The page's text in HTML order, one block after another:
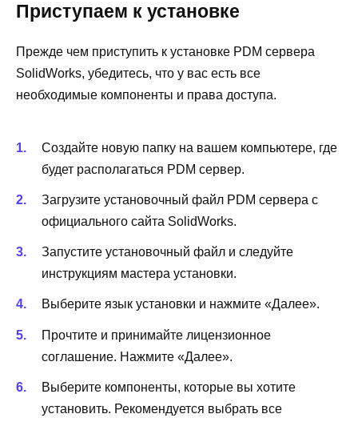
Приступаем к установке
Прежде чем приступить к установке PDM сервера
SolidWorks, убедитесь, что у вас есть все
необходимые компоненты и права доступа.
Создайте новую папку на вашем компьютере, где
будет располагаться PDM сервер.
Загрузите установочный файл PDM сервера с
официального сайта SolidWorks.
Запустите установочный файл и следуйте
инструкциям мастера установки.
Выберите язык установки и нажмите «Далее».
Прочтите и принимайте лицензионное
соглашение. Нажмите «Далее».
Выберите компоненты, которые вы хотите
установить. Рекомендуется выбрать все